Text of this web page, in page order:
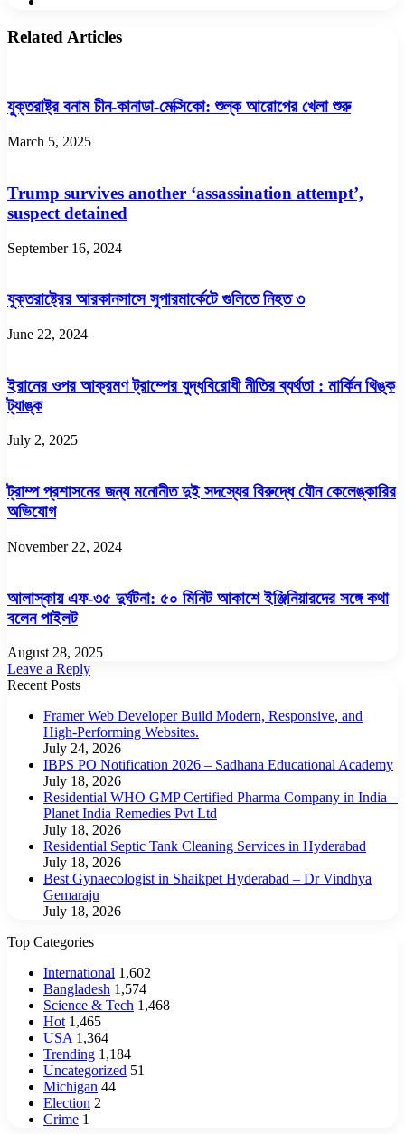
Related Articles
যুক্তরাষ্ট্র বনাম চীন-কানাডা-মেক্সিকো: শুল্ক আরোপের খেলা শুরু
March 5, 2025
Trump survives another ‘assassination attempt’,
suspect detained
September 16, 2024
যুক্তরাষ্ট্রের আরকানসাসে সুপারমার্কেটে গুলিতে নিহত ৩
June 22, 2024
ইরানের ওপর আক্রমণ ট্রাম্পের যুদ্ধবিরোধী নীতির ব্যর্থতা : মার্কিন থিঙ্ক
ট্যাঙ্ক
July 2, 2025
ট্রাম্প প্রশাসনের জন্য মনোনীত দুই সদস্যের বিরুদ্ধে যৌন কেলেঙ্কারির
অভিযোগ
November 22, 2024
আলাস্কায় এফ-৩৫ দুর্ঘটনা: ৫০ মিনিট আকাশে ইঞ্জিনিয়ারদের সঙ্গে কথা
বলেন পাইলট
August 28, 2025
Leave a Reply
Recent Posts
Framer Web Developer Build Modern, Responsive, and
High-Performing Websites.
July 24, 2026
IBPS PO Notification 2026 – Sadhana Educational Academy
July 18, 2026
Residential WHO GMP Certified Pharma Company in India –
Planet India Remedies Pvt Ltd
July 18, 2026
Residential Septic Tank Cleaning Services in Hyderabad
July 18, 2026
Best Gynaecologist in Shaikpet Hyderabad – Dr Vindhya
Gemaraju
July 18, 2026
Top Categories
International 1,602
Bangladesh 1,574
Science & Tech 1,468
Hot 1,465
USA 1,364
Trending 1,184
Uncategorized 51
Michigan 44
Election 2
Crime 1